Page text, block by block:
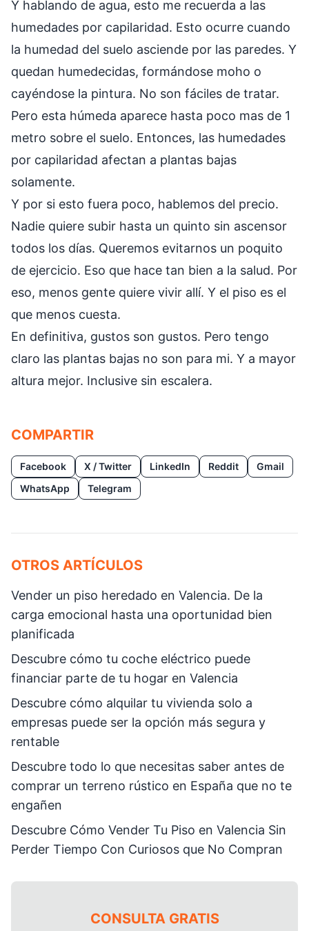
Y hablando de agua, esto me recuerda a las
humedades por capilaridad. Esto ocurre cuando
la humedad del suelo asciende por las paredes. Y
quedan humedecidas, formándose moho o
cayéndose la pintura. No son fáciles de tratar.
Pero esta húmeda aparece hasta poco mas de 1
metro sobre el suelo. Entonces, las humedades
por capilaridad afectan a plantas bajas
solamente.
Y por si esto fuera poco, hablemos del precio.
Nadie quiere subir hasta un quinto sin ascensor
todos los días. Queremos evitarnos un poquito
de ejercicio. Eso que hace tan bien a la salud. Por
eso, menos gente quiere vivir allí. Y el piso es el
que menos cuesta.
En definitiva, gustos son gustos. Pero tengo
claro las plantas bajas no son para mi. Y a mayor
altura mejor. Inclusive sin escalera.
COMPARTIR
Facebook X / Twitter LinkedIn Reddit
Gmail
WhatsApp
Telegram
OTROS ARTÍCULOS
Vender un piso heredado en Valencia. De la
carga emocional hasta una oportunidad bien
planificada
Descubre cómo tu coche eléctrico puede
financiar parte de tu hogar en Valencia
Descubre cómo alquilar tu vivienda solo a
empresas puede ser la opción más segura y
rentable
Descubre todo lo que necesitas saber antes de
comprar un terreno rústico en España que no te
engañen
Descubre Cómo Vender Tu Piso en Valencia Sin
Perder Tiempo Con Curiosos que No Compran
CONSULTA GRATIS